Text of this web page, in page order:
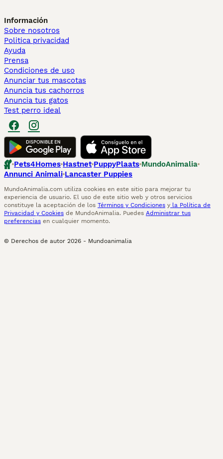
Información
Sobre nosotros
Politica privacidad
Ayuda
Prensa
Condiciones de uso
Anunciar tus mascotas
Anuncia tus cachorros
Anuncia tus gatos
Test perro ideal
Pets4Homes Hastnet PuppyPlaats MundoAnimalia
Annunci Animali Lancaster Puppies
MundoAnimalia.com utiliza cookies en este sitio para mejorar tu
experiencia de usuario. El uso de este sitio web y otros servicios
constituye la aceptación de los Términos y Condiciones y la Política de
Privacidad y Cookies de MundoAnimalia. Puedes Administrar tus
preferencias en cualquier momento.
© Derechos de autor 2026 - Mundoanimalia